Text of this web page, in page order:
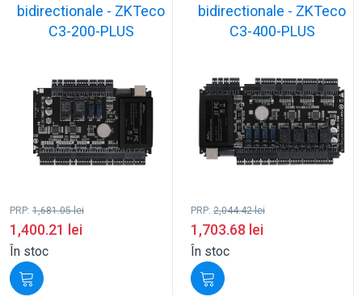
bidirectionale - ZKTeco
C3-200-PLUS
PRP: 1,681.05lei
1,400.21 lei
În stoc
bidirectionale - ZKTeco
C3-400-PLUS
PRP: 2,044.42lei
1,703.68 lei
În stoc